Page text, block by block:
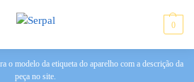
0
o modelo da etiqueta do aparelho com a descrição da
peça no site.